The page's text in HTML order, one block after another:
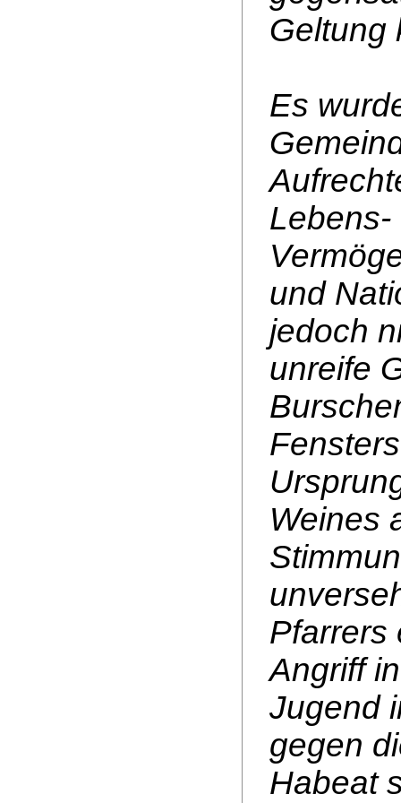
Geltung
Es
Lebens-
und
jedoch
unreife
Weines
Pfarrers
Angriff
Jugend
gegen
Habeat